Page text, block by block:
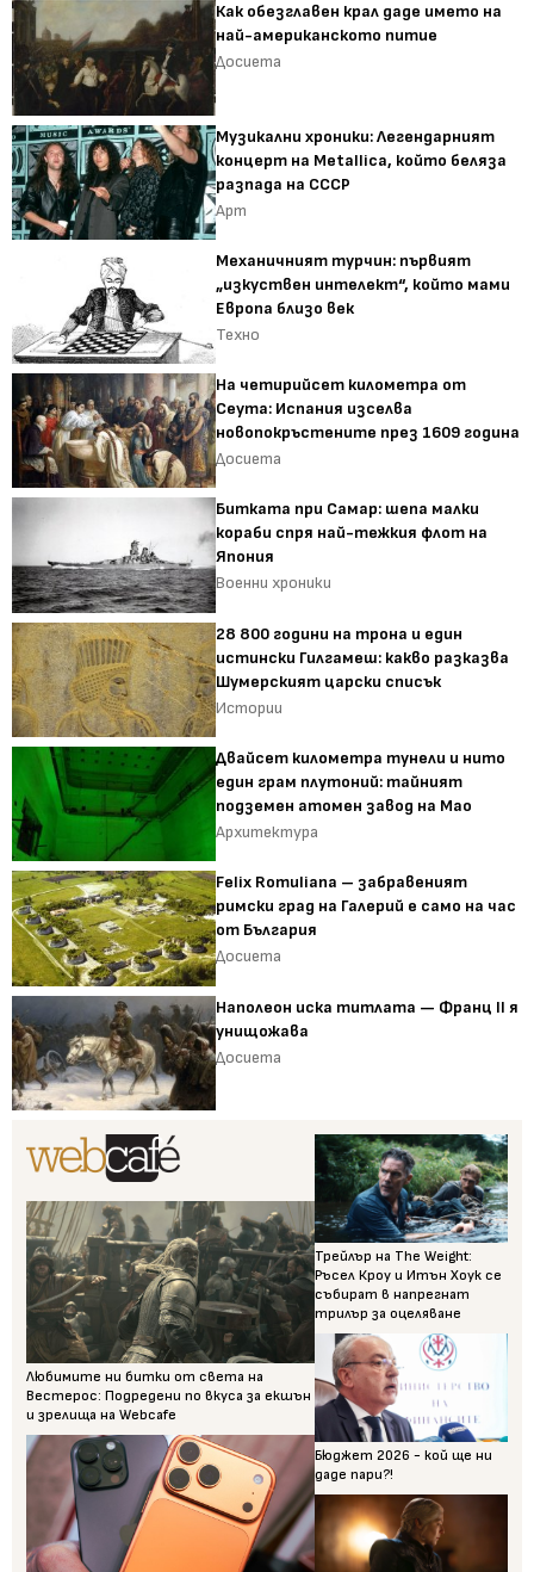
Как обезглавен крал даде името на
най-американското питие
Досиета
Музикални хроники: Легендарният
концерт на Metallica, който беляза
разпада на СССР
Арт
Механичният турчин: първият
„изкуствен интелект“, който мами
Европа близо век
Техно
На четирийсет километра от
Сеута: Испания изселва
новопокръстените през 1609 година
Досиета
Битката при Самар: шепа малки
кораби спря най-тежкия флот на
Япония
Военни хроники
28 800 години на трона и един
истински Гилгамеш: какво разказва
Шумерският царски списък
Истории
Двайсет километра тунели и нито
един грам плутоний: тайният
подземен атомен завод на Мао
Архитектура
Felix Romuliana – забравеният
римски град на Галерий е само на час
от България
Досиета
Наполеон иска титлата — Франц II я
унищожава
Досиета
Любимите ни битки от света на
Вестерос: Подредени по вкуса за екшън
и зрелища на Webcafe
Трейлър на The Weight:
Ръсел Кроу и Итън Хоук се
събират в напрегнат
трилър за оцеляване
Бюджет 2026 - кой ще ни
даде пари?!